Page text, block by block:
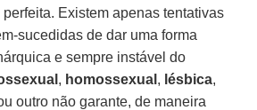
Existem apenas tentativas
sucedidas de dar uma forma
e sempre instável do
, homossexual , lésbica,
outro não garante, de maneira